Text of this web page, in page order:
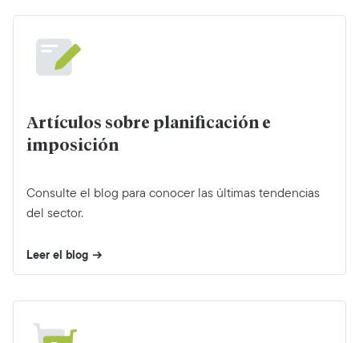
Artículos sobre planificación e
imposición
Consulte el blog para conocer las últimas tendencias
del sector.
Leer el blog